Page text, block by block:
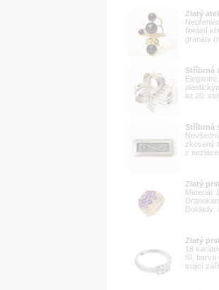
Zlatý
florální
granáty
Stříbrná
let 20.
Stříbrná
zkosený
z
Zlatý
Materiál:
Doklady:
Zlatý
18
SI, barva
trojicí